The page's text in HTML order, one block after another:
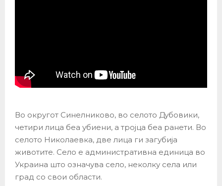
Во округот Синелниково, во селото Дубовики,
четири лица беа убиени, а тројца беа ранети. Во
селото Николаевка, две лица ги загубија
животите. Село е административна единица во
Украина што означува село, неколку села или
град со свои области.